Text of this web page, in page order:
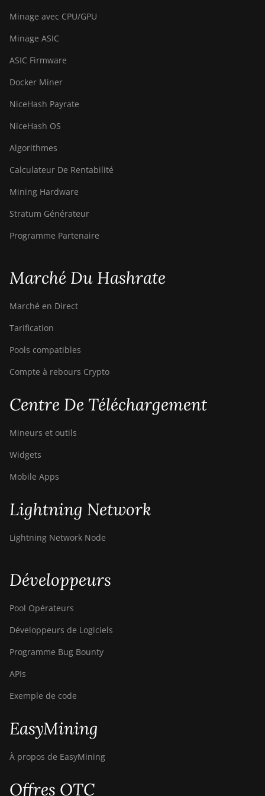
BITMAIN Antminer S23
Imm. (442Th)
BITMAIN Antminer S23e
Hydro (145Th)
BITMAIN Antminer T19
Hydro (158Th)
BITMAIN Antminer T21
(190TH)
Baikal BK-G28
Baikal Giant X10
Bitdeer SealMiner A2
Bitdeer SealMiner A2 Hyd
Bitdeer SealMiner A2 Pro
Hyd
Bitdeer SealMiner A3 Air
Hydro
Hydro
Bitdeer SealMiner A4 Pro
Air
Hydro
Bitdeer SealMiner A4 Ultra
Hydro
Bitdeer SealMiner DL1 Air
Bitdeer SealMiner DL1
Hydro
Canaan Avalon A1566
206T
Minage avec CPU/GPU
Minage ASIC
ASIC Firmware
Docker Miner
NiceHash Payrate
NiceHash OS
Algorithmes
Calculateur De Rentabilité
Mining Hardware
Stratum Générateur
Programme Partenaire
Marché Du Hashrate
Marché en Direct
Tarification
Pools compatibles
Compte à rebours Crypto
Centre De Téléchargement
Mineurs et outils
Widgets
Mobile Apps
Lightning Network
Lightning Network Node
Développeurs
Pool Opérateurs
Développeurs de Logiciels
Programme Bug Bounty
APIs
Exemple de code
EasyMining
À propos de EasyMining
Offres OTC